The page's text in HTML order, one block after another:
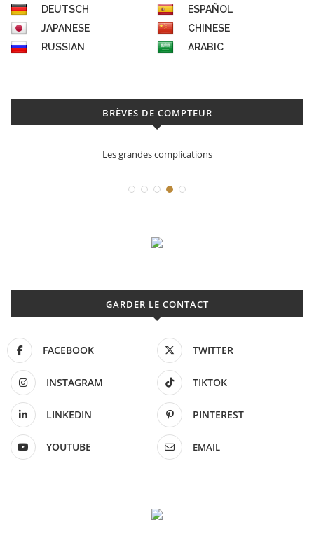
DEUTSCH
ESPAÑOL
JAPANESE
CHINESE
RUSSIAN
ARABIC
BRÈVES DE COMPTEUR
Les grandes complications
GARDER LE CONTACT
FACEBOOK TWITTER
INSTAGRAM TIKTOK
LINKEDIN PINTEREST
YOUTUBE EMAIL